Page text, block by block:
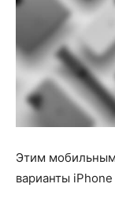
Этим
варианты iPhone